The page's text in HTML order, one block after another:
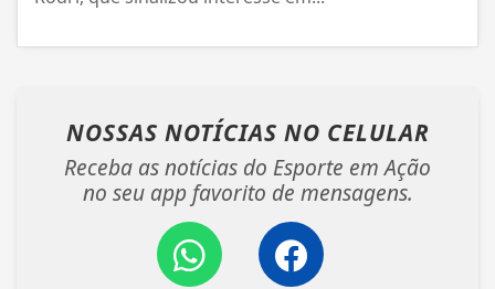
NOSSAS NOTÍCIAS NO CELULAR
Receba as notícias do Esporte em Ação
no seu app favorito de mensagens.